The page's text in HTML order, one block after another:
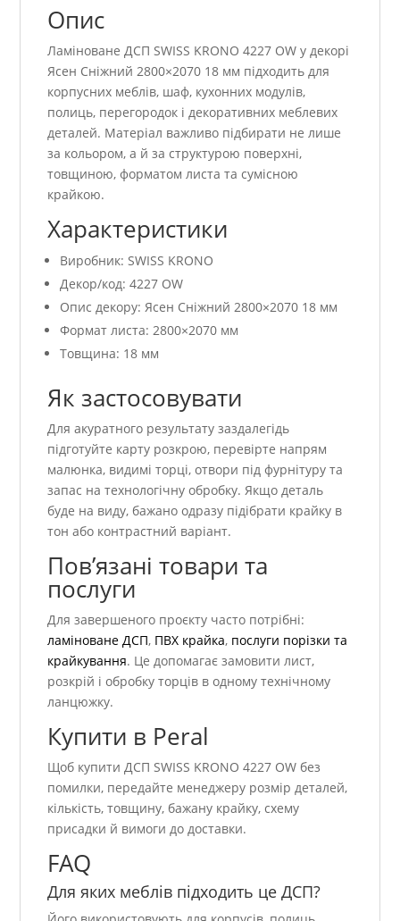
Опис
Ламіноване ДСП SWISS KRONO 4227 OW у декорі
Ясен Сніжний 2800×2070 18 мм підходить для
корпусних меблів, шаф, кухонних модулів,
полиць, перегородок і декоративних меблевих
деталей. Матеріал важливо підбирати не лише
за кольором, а й за структурою поверхні,
товщиною, форматом листа та сумісною
крайкою.
Характеристики
Виробник: SWISS KRONO
Декор/код: 4227 OW
Опис декору: Ясен Сніжний 2800×2070 18 мм
Формат листа: 2800×2070 мм
Товщина: 18 мм
Як застосовувати
Для акуратного результату заздалегідь
підготуйте карту розкрою, перевірте напрям
малюнка, видимі торці, отвори під фурнітуру та
запас на технологічну обробку. Якщо деталь
буде на виду, бажано одразу підібрати крайку в
тон або контрастний варіант.
Пов’язані товари та
послуги
Для завершеного проєкту часто потрібні:
ламіноване ДСП, ПВХ крайка, послуги порізки та
крайкування. Це допомагає замовити лист,
розкрій і обробку торців в одному технічному
ланцюжку.
Купити в Peral
Щоб купити ДСП SWISS KRONO 4227 OW без
помилки, передайте менеджеру розмір деталей,
кількість, товщину, бажану крайку, схему
присадки й вимоги до доставки.
FAQ
Для яких меблів підходить це ДСП?